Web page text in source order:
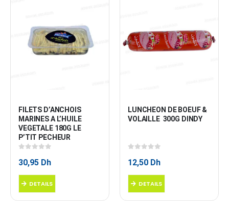
FILETS D’ANCHOIS
MARINES A L’HUILE
VEGETALE 180G LE
P’TIT PECHEUR
30,95 Dh
DETAILS
LUNCHEON DE BOEUF &
VOLAILLE  300G DINDY
12,50 Dh
DETAILS